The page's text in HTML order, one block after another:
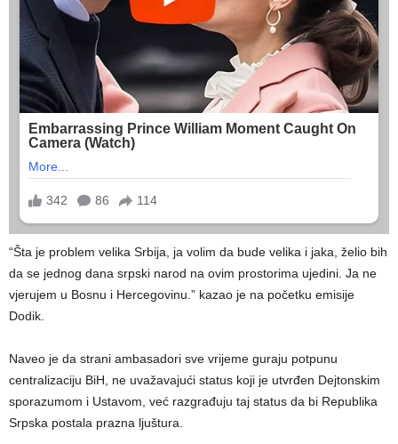
“Šta je problem velika Srbija, ja volim da bude velika i jaka, želio bih
da se jednog dana srpski narod na ovim prostorima ujedini. Ja ne
vjerujem u Bosnu i Hercegovinu.” kazao je na početku emisije
Dodik.
Naveo je da strani ambasadori sve vrijeme guraju potpunu
centralizaciju BiH, ne uvažavajući status koji je utvrđen Dejtonskim
sporazumom i Ustavom, već razgrađuju taj status da bi Republika
Srpska postala prazna ljuštura.